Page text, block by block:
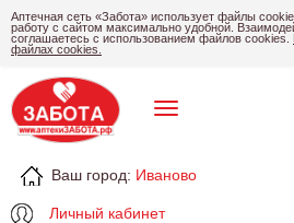
Аптечная сеть «Забота» использует файлы
работу с сайтом максимально удобной.
соглашаетесь с использованием файлов cookies.
файлах cookies.
Ваш город: Иваново
Личный кабинет